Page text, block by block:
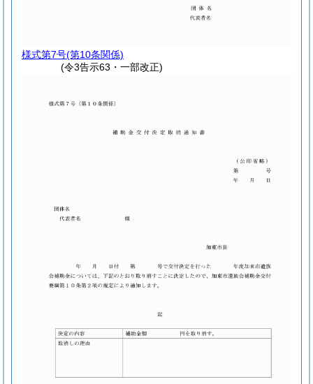
様式第7号(第10条関係)
(令3告示63・一部改正)